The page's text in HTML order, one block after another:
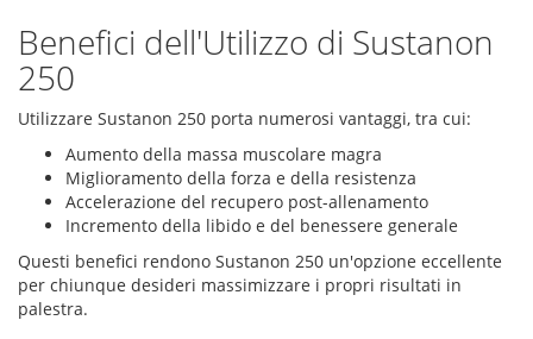
Benefici dell'Utilizzo di Sustanon
250
Utilizzare Sustanon 250 porta numerosi vantaggi, tra cui:
Aumento della massa muscolare magra
Miglioramento della forza e della resistenza
Accelerazione del recupero post-allenamento
Incremento della libido e del benessere generale
Questi benefici rendono Sustanon 250 un'opzione eccellente
per chiunque desideri massimizzare i propri risultati in
palestra.